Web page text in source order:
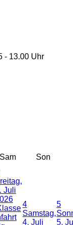
- 13.00 Uhr
Sam
Son
Juli
4
Samstag,
4. Juli
5
5.